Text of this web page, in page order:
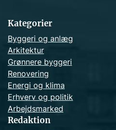
Kategorier
Byggeri og anlæg
Arkitektur
Grønnere byggeri
Renovering
Energi og klima
Erhverv og politik
Arbejdsmarked
Redaktion